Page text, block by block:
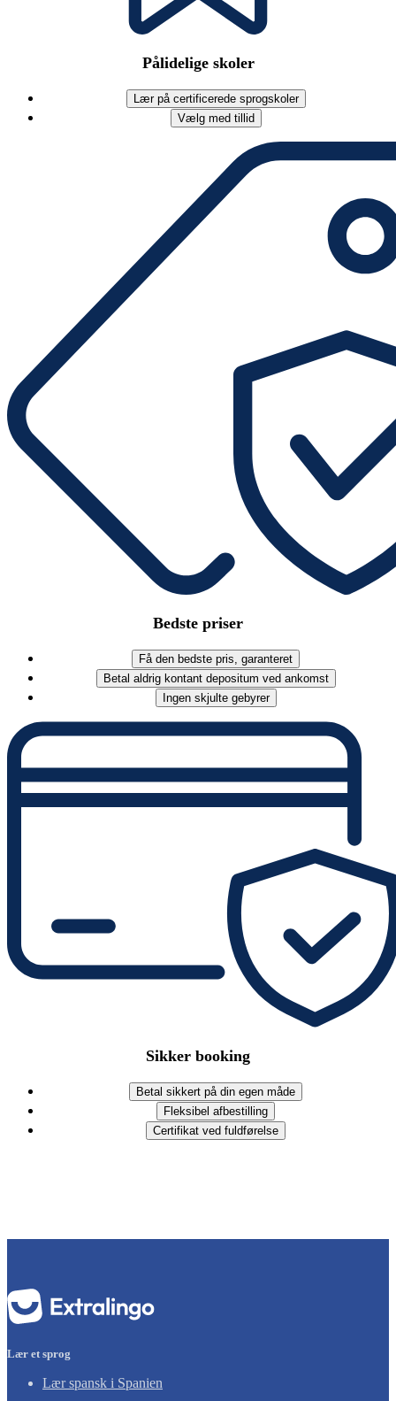
Pålidelige skoler
Lær på certificerede sprogskoler
Vælg med tillid
Bedste priser
Få den bedste pris, garanteret
Betal aldrig kontant depositum ved ankomst
Ingen skjulte gebyrer
Sikker booking
Betal sikkert på din egen måde
Fleksibel afbestilling
Certifikat ved fuldførelse
Lær et sprog
Lær spansk i Spanien